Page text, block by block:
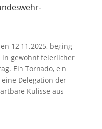
12.11.2025, beging
gewohnt feierlicher
Ein Tornado, ein
Delegation der
Kulisse aus